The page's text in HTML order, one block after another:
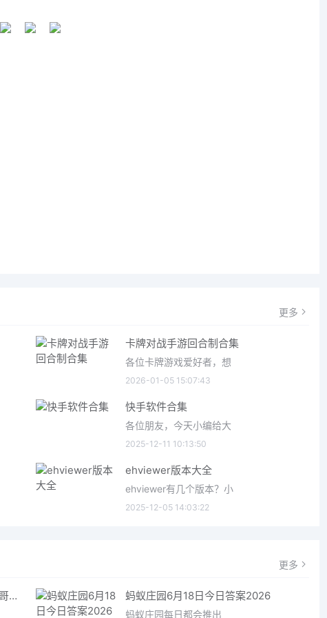
更多
卡牌对战手游回合制合集
各位卡牌游戏爱好者，想
2026-01-05 15:07:43
快手软件合集
各位朋友，今天小编给大
2025-12-11 10:13:50
ehviewer版本大全
ehviewer有几个版本？小
2025-12-05 14:03:22
更多
哥特王朝重制版爬虫铠甲获取指南 哥特王朝重制版爬虫铠甲获取方法 蚂蚁庄园6月18日今日答案2026
蚂蚁庄园每日都会推出